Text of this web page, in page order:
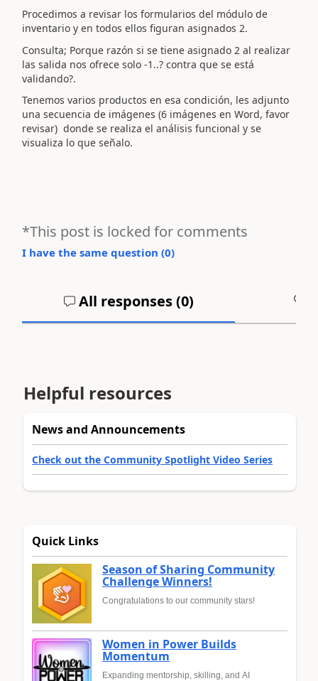
Procedimos a revisar los formularios del módulo de
inventario y en todos ellos figuran asignados 2.
Consulta; Porque razón si se tiene asignado 2 al realizar
las salida nos ofrece solo -1..? contra que se está
validando?.
Tenemos varios productos en esa condición, les adjunto
una secuencia de imágenes (6 imágenes en Word, favor
revisar) donde se realiza el análisis funcional y se
visualiza lo que señalo.
*This post is locked for comments
I have the same question (0)
All responses (0)
Helpful resources
News and Announcements
Check out the Community Spotlight Video Series
Quick Links
Season of Sharing Community
Challenge Winners!
Congratulations to our community stars!
Women in Power Builds
Momentum
Expanding mentorship, skilling, and AI